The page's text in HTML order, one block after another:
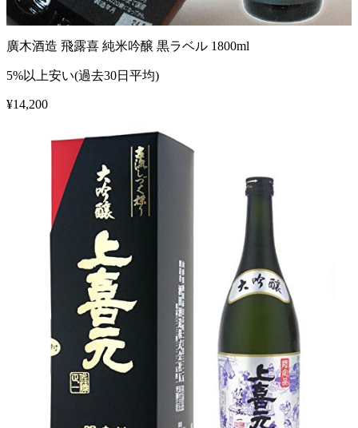
廣木酒造 飛露喜 純米吟醸 黒ラベル 1800ml
5%以上安い(過去30日平均)
¥14,200